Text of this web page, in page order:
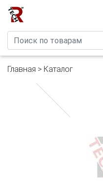
Главная > Каталог